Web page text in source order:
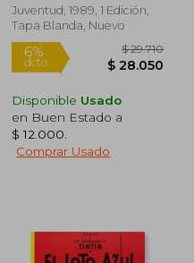
10%
dcto.
Juventud, 1989, 1 Edición,
Tapa Blanda, Nuevo
Disponible Usado
en Buen Estado a
$ 12.000
Comprar Usado